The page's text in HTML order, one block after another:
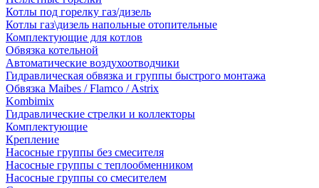
Котлы под горелку газ/дизель
Котлы газ\дизель напольные отопительные
Комплектующие для котлов
Обвязка котельной
Автоматические воздухоотводчики
Гидравлическая обвязка и группы быстрого монтажа
Обвязка Maibes / Flamco / Astrix
Kombimix
Гидравлические стрелки и коллекторы
Комплектующие
Крепление
Насосные группы без смесителя
Насосные группы с теплообменником
Насосные группы со смесителем